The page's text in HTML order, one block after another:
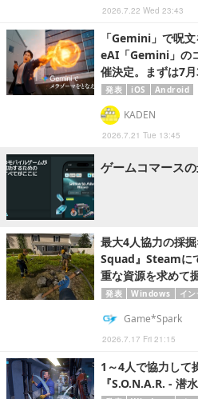
2026.7.22 Wed 23:43
「Gemini」で呪
eAI「Gemini」の
催決定。まずは7
発表 iOS Android
2026.7.21 Tue 13:45
KADEN
ゲームコマース
最大4人協力の採
Squad』Steamに
重な資源を求めて
発表 Windows イ
2026.7.17 Fri 21:15
Game*Spark
1～4人で協力して
『S.O.N.A.R. - 潜